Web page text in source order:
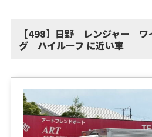
【498】日野 レンジャー
グ ハイルーフ に近い車